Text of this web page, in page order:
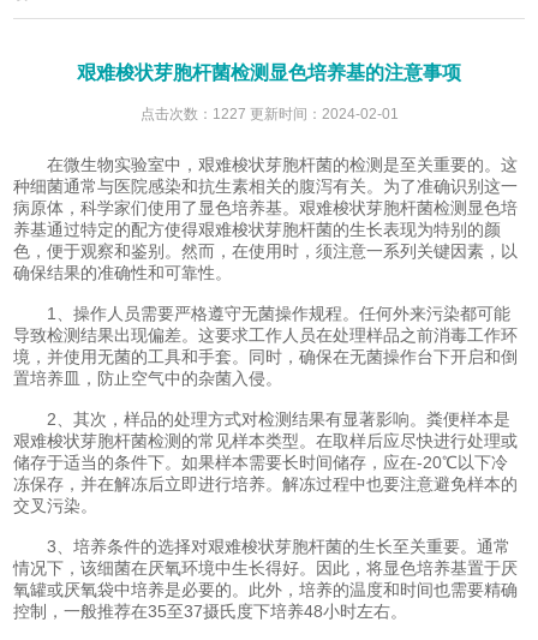
艰难梭状芽胞杆菌检测显色培养基的注意事项
点击次数：1227 更新时间：2024-02-01
在微生物实验室中，艰难梭状芽胞杆菌的检测是至关重要的。这
种细菌通常与医院感染和抗生素相关的腹泻有关。为了准确识别这一
病原体，科学家们使用了显色培养基。艰难梭状芽胞杆菌检测显色培
养基通过特定的配方使得艰难梭状芽胞杆菌的生长表现为特别的颜
色，便于观察和鉴别。然而，在使用时，须注意一系列关键因素，以
确保结果的准确性和可靠性。
1、操作人员需要严格遵守无菌操作规程。任何外来污染都可能
导致检测结果出现偏差。这要求工作人员在处理样品之前消毒工作环
境，并使用无菌的工具和手套。同时，确保在无菌操作台下开启和倒
置培养皿，防止空气中的杂菌入侵。
2、其次，样品的处理方式对检测结果有显著影响。粪便样本是
艰难梭状芽胞杆菌检测的常见样本类型。在取样后应尽快进行处理或
储存于适当的条件下。如果样本需要长时间储存，应在-20℃以下冷
冻保存，并在解冻后立即进行培养。解冻过程中也要注意避免样本的
交叉污染。
3、培养条件的选择对艰难梭状芽胞杆菌的生长至关重要。通常
情况下，该细菌在厌氧环境中生长得好。因此，将显色培养基置于厌
氧罐或厌氧袋中培养是必要的。此外，培养的温度和时间也需要精确
控制，一般推荐在35至37摄氏度下培养48小时左右。